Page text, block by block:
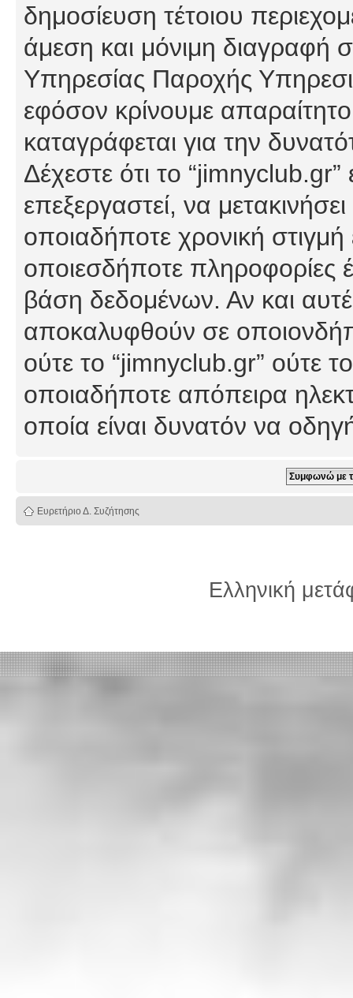
δημοσίευση τέτοιου
άμεση και μόνιμη διαγραφή
Υπηρεσίας Παροχής
εφόσον κρίνουμε
καταγράφεται για την
Δέχεστε ότι το
επεξεργαστεί, να
οποιαδήποτε χρονική στιγμή
οποιεσδήποτε πληροφορίες
βάση δεδομένων. Αν και
αποκαλυφθούν σε
ούτε το “jimnyclub.gr” ούτε
οποιαδήποτε απόπειρα
οποία είναι δυνατόν να
Ευρετήριο Δ. Συζήτησης
Ελληνική